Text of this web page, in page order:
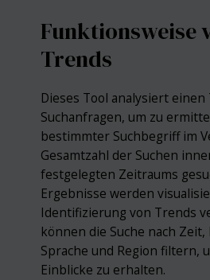
Funktionsweise
Trends
Dieses Tool analysiert einen
Suchanfragen, um zu
bestimmter Suchbegriff im
Gesamtzahl der Suchen
festgelegten Zeitraums
Ergebnisse werden
Identifizierung von Trends
können die Suche nach Zeit,
Sprache und Region filtern,
Einblicke zu erhalten.